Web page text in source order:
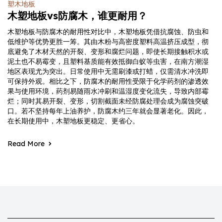
塑木地板
木塑地板vs防腐木，谁更耐用？
木塑地板与防腐木的耐用性对比中，木塑地板凭借抗腐蚀、防虫和
低维护等优势更胜一筹。其由木粉与高密度塑料高温挤压成型，彻
底避免了木材天然的开裂、变形和腐烂问题，即使长期接触积水或
泥土也不易霉变，且塑料基质能有效抵御白蚁等虫害，在南方潮湿
地区表现尤为突出。日常使用中无需刷漆或打蜡，仅需清水冲洗即
可保持外观。相比之下，防腐木的耐用性受限于化学药剂的渗透效
果与使用环境，药剂易随雨水冲刷和温湿度变化流失，导致内部霉
烂；同时其易开裂、变形，切割截面未经防腐处理会成为腐蚀突破
口。若不坚持每年上油养护，防腐木约三年就会显著老化。因此，
在长期使用中，木塑地板更稳定、更省心。
Read More